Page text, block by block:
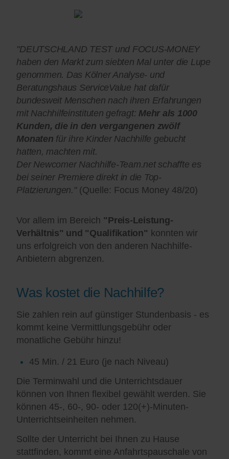
"DEUTSCHLAND TEST und FOCUS-MONEY
haben den Markt zum siebten Mal unter die Lupe
genommen. Das Kölner Analyse- und
Beratungshaus ServiceValue hat dafür
bundesweit Menschen nach ihren Erfahrungen
mit Nachhilfeinstituten gefragt: Mehr als 1000
Kunden, die in den vergangenen zwölf
Monaten für ihre Kinder Nachhilfe gebucht
hatten, machten mit.
Der Newcomer Nachhilfe-Team.net schaffte es
bei seiner Premiere direkt in die Top-
Platzierungen."(Quelle: Focus Money 48/20)
Vor allem im Bereich "Preis-Leistung-
Verhältnis" und "Qualifikation" konnten wir
uns erfolgreich von den anderen Nachhilfe-
Anbietern abgrenzen.
Was kostet die Nachhilfe?
Sie zahlen rein auf günstiger Stundenbasis - es
kommt keine Vermittlungsgebühr oder
monatliche Gebühr hinzu!
45 Min. / 21 Euro (je nach Niveau)
Die Terminwahl und die Unterrichtsdauer
können von Ihnen flexibel gewählt werden. Sie
können 45-, 60-, 90- oder 120(+)-Minuten-
Unterrichtseinheiten nehmen.
Sollte der Unterricht bei Ihnen zu Hause
stattfinden, kommt eine Anfahrtspauschale von